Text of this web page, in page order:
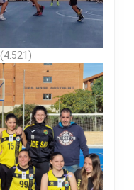
(4.521)